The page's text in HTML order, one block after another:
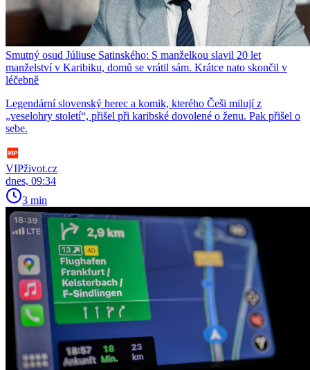
Smutný osud Júliuse Satinského: S manželkou slavil 20 let
manželství v Karibiku, domů se vrátil sám. Krátce nato skončil v
léčebně
Legendární slovenský herec a komik, kterého Češi milují z
„veselohry století“, přišel při karibské dovolené o ženu. Pak přišel o
sebe.
VIPživot.cz
dnes, 09:34
3 min